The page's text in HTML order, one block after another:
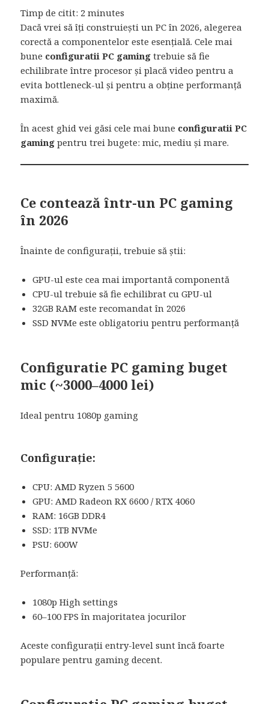
Timp de citit: 2 minutes
Dacă vrei să îți construiești un PC în 2026, alegerea
corectă a componentelor este esențială. Cele mai
bune configuratii PC gaming trebuie să fie
echilibrate între procesor și placă video pentru a
evita bottleneck-ul și pentru a obține performanță
maximă.
În acest ghid vei găsi cele mai bune configuratii PC
gaming pentru trei bugete: mic, mediu și mare.
Ce contează într-un PC gaming
în 2026
Înainte de configurații, trebuie să știi:
GPU-ul este cea mai importantă componentă
CPU-ul trebuie să fie echilibrat cu GPU-ul
32GB RAM este recomandat în 2026
SSD NVMe este obligatoriu pentru performanță
Configuratie PC gaming buget
mic (~3000–4000 lei)
Ideal pentru 1080p gaming
Configurație:
CPU: AMD Ryzen 5 5600
GPU: AMD Radeon RX 6600 / RTX 4060
RAM: 16GB DDR4
SSD: 1TB NVMe
PSU: 600W
Performanță:
1080p High settings
60–100 FPS în majoritatea jocurilor
Aceste configurații entry-level sunt încă foarte
populare pentru gaming decent.